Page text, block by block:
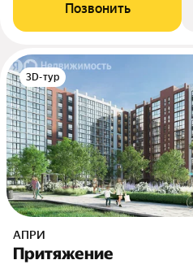
Позвонить
3D-тур
АПРИ
Притяжение